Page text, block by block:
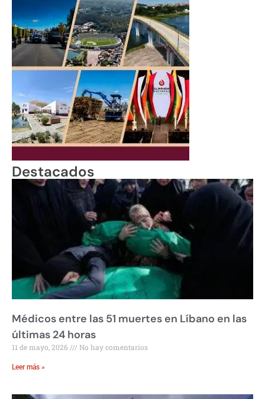
Destacados
Médicos entre las 51 muertes en Líbano en las
últimas 24 horas
11 de mayo, 2026 No hay comentarios
Leer más »